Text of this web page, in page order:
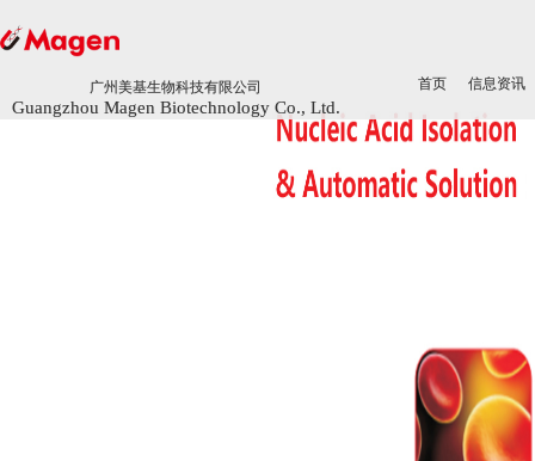
广州美基生物科技有限公司
Guangzhou Magen Biotechnology Co., Ltd.
首页 信息资讯
广州美基生物科技有限公司
Guangzhou Magen Biotechnology Co., Ltd.
首页 信息资讯